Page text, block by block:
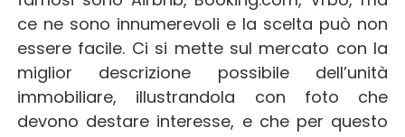
ce ne sono innumerevoli e la scelta può non
essere facile. Ci si mette sul mercato con la
miglior descrizione possibile dell’unità
immobiliare, illustrandola con foto che
devono destare interesse, e che per questo